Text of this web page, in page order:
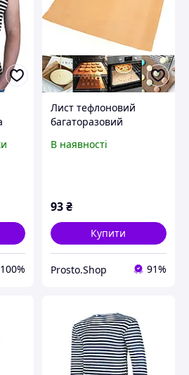
100%
Лист тефлоновий
багаторазовий
випічки та гриля 33х45
В наявності
93₴
Купити
Prosto.Shop 91%